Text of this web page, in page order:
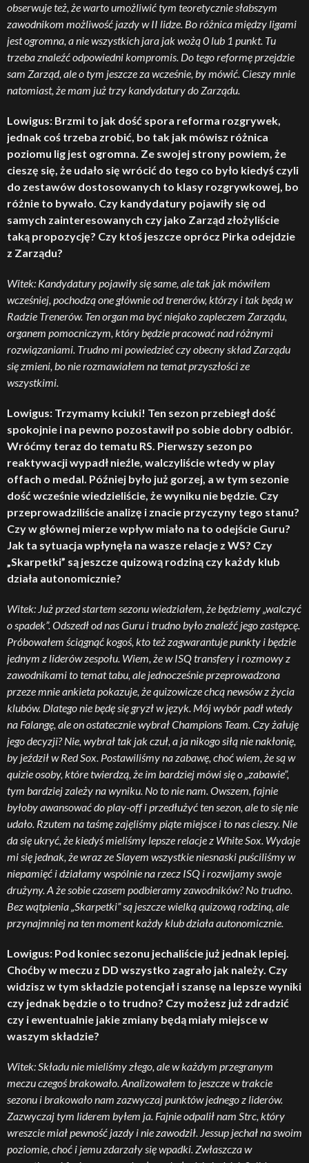
obserwuje też, że warto umożliwić tym teoretycznie słabszym
zawodnikom możliwość jazdy w II lidze. Bo różnica między ligami
jest ogromna, a nie wszystkich jara jak wożą 0 lub 1 punkt. Tu
trzeba znaleźć odpowiedni kompromis. Do tego reformę przejdzie
sam Zarząd, ale o tym jeszcze za wcześnie, by mówić. Cieszy mnie
natomiast, że mam już trzy kandydatury do Zarządu.
Lowigus: Brzmi to jak dość spora reforma rozgrywek,
jednak coś trzeba zrobić, bo tak jak mówisz różnica
poziomu lig jest ogromna. Ze swojej strony powiem, że
cieszę się, że udało się wrócić do tego co było kiedyś czyli
do zestawów dostosowanych to klasy rozgrywkowej, bo
różnie to bywało. Czy kandydatury pojawiły się od
samych zainteresowanych czy jako Zarząd złożyliście
taką propozycję? Czy ktoś jeszcze oprócz Pirka odejdzie
z Zarządu?
Witek: Kandydatury pojawiły się same, ale tak jak mówiłem
wcześniej, pochodzą one głównie od trenerów, którzy i tak będą w
Radzie Trenerów. Ten organ ma być niejako zapleczem Zarządu,
organem pomocniczym, który będzie pracować nad różnymi
rozwiązaniami. Trudno mi powiedzieć czy obecny skład Zarządu
się zmieni, bo nie rozmawiałem na temat przyszłości ze
wszystkimi.
Lowigus: Trzymamy kciuki! Ten sezon przebiegł dość
spokojnie i na pewno pozostawił po sobie dobry odbiór.
Wróćmy teraz do tematu RS. Pierwszy sezon po
reaktywacji wypadł nieźle, walczyliście wtedy w play
offach o medal. Później było już gorzej, a w tym sezonie
dość wcześnie wiedzieliście, że wyniku nie będzie. Czy
przeprowadziliście analizę i znacie przyczyny tego stanu?
Czy w głównej mierze wpływ miało na to odejście Guru?
Jak ta sytuacja wpłynęła na wasze relacje z WS? Czy
„Skarpetki” są jeszcze quizową rodziną czy każdy klub
działa autonomicznie?
Witek: Już przed startem sezonu wiedziałem, że będziemy „walczyć
o spadek”. Odszedł od nas Guru i trudno było znaleźć jego zastępcę.
Próbowałem ściągnąć kogoś, kto też zagwarantuje punkty i będzie
jednym z liderów zespołu. Wiem, że w ISQ transfery i rozmowy z
zawodnikami to temat tabu, ale jednocześnie przeprowadzona
przeze mnie ankieta pokazuje, że quizowicze chcą newsów z życia
klubów. Dlatego nie będę się gryzł w język. Mój wybór padł wtedy
na Falangę, ale on ostatecznie wybrał Champions Team. Czy żałuję
jego decyzji? Nie, wybrał tak jak czuł, a ja nikogo siłą nie nakłonię,
by jeździł w Red Sox. Postawiliśmy na zabawę, choć wiem, że są w
quizie osoby, które twierdzą, że im bardziej mówi się o „zabawie”,
tym bardziej zależy na wyniku. No to nie nam. Owszem, fajnie
byłoby awansować do play-off i przedłużyć ten sezon, ale to się nie
udało. Rzutem na taśmę zajęliśmy piąte miejsce i to nas cieszy. Nie
da się ukryć, że kiedyś mieliśmy lepsze relacje z White Sox. Wydaje
mi się jednak, że wraz ze Slayem wszystkie niesnaski puściliśmy w
niepamięć i działamy wspólnie na rzecz ISQ i rozwijamy swoje
drużyny. A że sobie czasem podbieramy zawodników? No trudno.
Bez wątpienia „Skarpetki” są jeszcze wielką quizową rodziną, ale
przynajmniej na ten moment każdy klub działa autonomicznie.
Lowigus: Pod koniec sezonu jechaliście już jednak lepiej.
Choćby w meczu z DD wszystko zagrało jak należy. Czy
widzisz w tym składzie potencjał i szansę na lepsze wyniki
czy jednak będzie o to trudno? Czy możesz już zdradzić
czy i ewentualnie jakie zmiany będą miały miejsce w
waszym składzie?
Witek: Składu nie mieliśmy złego, ale w każdym przegranym
meczu czegoś brakowało. Analizowałem to jeszcze w trakcie
sezonu i brakowało nam zazwyczaj punktów jednego z liderów.
Zazwyczaj tym liderem byłem ja. Fajnie odpalił nam Strc, który
wreszcie miał pewność jazdy i nie zawodził. Jessup jechał na swoim
poziomie, choć i jemu zdarzały się wpadki. Zwłaszcza w